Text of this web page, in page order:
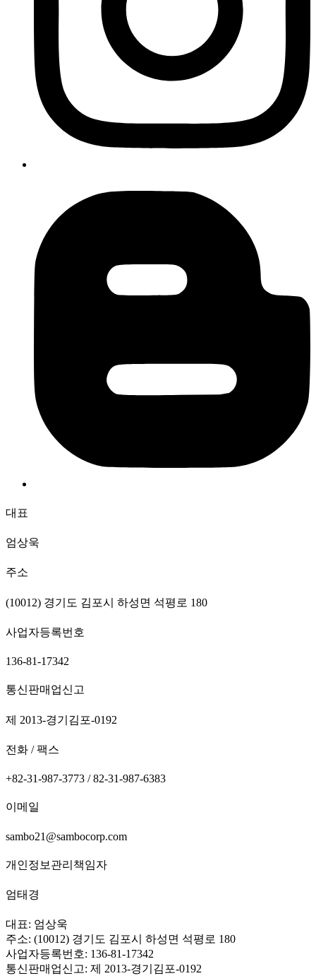
대표
엄상욱
주소
(10012) 경기도 김포시 하성면 석평로 180
사업자등록번호
136-81-17342
통신판매업신고
제 2013-경기김포-0192
전화 / 팩스
+82-31-987-3773 / 82-31-987-6383
이메일
sambo21@sambocorp.com
개인정보관리책임자
엄태경
대표: 엄상욱
주소: (10012) 경기도 김포시 하성면 석평로 180
사업자등록번호: 136-81-17342
통신판매업신고: 제 2013-경기김포-0192